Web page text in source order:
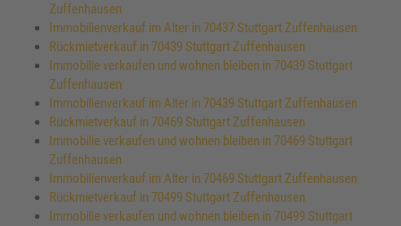
Zuffenhausen
Immobilienverkauf im Alter in 70437 Stuttgart Zuffenhausen
Rückmietverkauf in 70439 Stuttgart Zuffenhausen
Immobilie verkaufen und wohnen bleiben in 70439 Stuttgart
Zuffenhausen
Immobilienverkauf im Alter in 70439 Stuttgart Zuffenhausen
Rückmietverkauf in 70469 Stuttgart Zuffenhausen
Immobilie verkaufen und wohnen bleiben in 70469 Stuttgart
Zuffenhausen
Immobilienverkauf im Alter in 70469 Stuttgart Zuffenhausen
Rückmietverkauf in 70499 Stuttgart Zuffenhausen
Immobilie verkaufen und wohnen bleiben in 70499 Stuttgart